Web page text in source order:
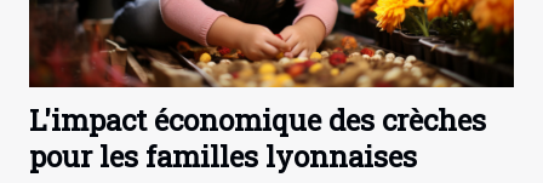
L'impact économique des crèches
pour les familles lyonnaises